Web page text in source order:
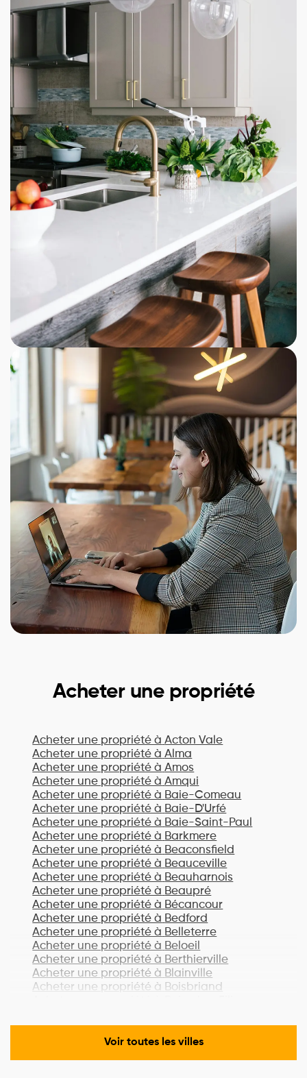
Acheter une propriété
Acheter une propriété à Acton Vale
Acheter une propriété à Alma
Acheter une propriété à Amos
Acheter une propriété à Amqui
Acheter une propriété à Baie-Comeau
Acheter une propriété à Baie-D'Urfé
Acheter une propriété à Baie-Saint-Paul
Acheter une propriété à Barkmere
Acheter une propriété à Beaconsfield
Acheter une propriété à Beauceville
Acheter une propriété à Beauharnois
Acheter une propriété à Beaupré
Acheter une propriété à Bécancour
Acheter une propriété à Bedford
Acheter une propriété à Belleterre
Acheter une propriété à Beloeil
Acheter une propriété à Berthierville
Acheter une propriété à Blainville
Acheter une propriété à Boisbriand
Acheter une propriété à Boucherville
Acheter une propriété à Lac-Brome
Voir toutes les villes